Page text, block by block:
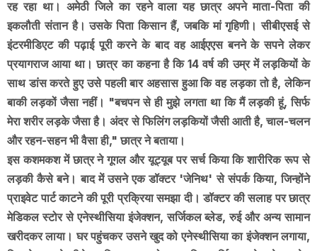
रह रहा था। अमेठी जिले का रहने वाला यह छात्र अपने माता-पिता की
इकलौती संतान है। उसके पिता किसान हैं, जबकि मां गृहिणी। सीबीएसई से
इंटरमीडिएट की पढ़ाई पूरी करने के बाद वह आईएएस बनने के सपने लेकर
प्रयागराज आया था। छात्र का कहना है कि 14 वर्ष की उम्र में लड़कियों के
साथ डांस करते हुए उसे पहली बार अहसास हुआ कि वह लड़का तो है, लेकिन
बाकी लड़कों जैसा नहीं। "बचपन से ही मुझे लगता था कि मैं लड़की हूं, सिर्फ
मेरा शरीर लड़के जैसा है। अंदर से फिलिंग लड़कियों जैसी आती है, चाल-चलन
और रहन-सहन भी वैसा ही," छात्र ने बताया।
इस कशमकश में छात्र ने गूगल और यूट्यूब पर सर्च किया कि शारीरिक रूप से
लड़की कैसे बने। बाद में उसने एक डॉक्टर 'जेनिथ' से संपर्क किया, जिन्होंने
प्राइवेट पार्ट काटने की पूरी प्रक्रिया समझा दी। डॉक्टर की सलाह पर छात्र
मेडिकल स्टोर से एनेस्थीसिया इंजेक्शन, सर्जिकल ब्लेड, रुई और अन्य सामान
खरीदकर लाया। घर पहुंचकर उसने खुद को एनेस्थीसिया का इंजेक्शन लगाया,